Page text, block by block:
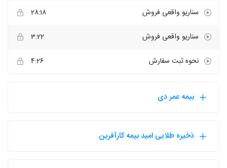
سناریو واقعی فروش 28:18
سناریو واقعی فروش 3:22
نحوه ثبت سفارش 4:26
بیمه عمر دی
ذخیره طلایی امید بیمه کارآفرین